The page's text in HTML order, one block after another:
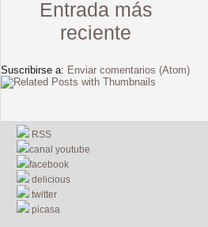
Entrada más
reciente
Suscribirse a: Enviar comentarios (Atom)
RSS
canal youtube
facebook
delicious
twitter
picasa